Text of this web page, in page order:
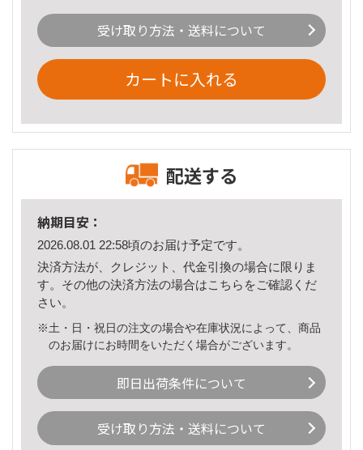
受け取り方法・送料について
カートに入れる
配送する
納期目安：
2026.08.01 22:58頃のお届け予定です。
決済方法が、クレジット、代金引換の場合に限りま
す。その他の決済方法の場合はこちら をご確認くだ
さい。
※土・日・祝日の注文の場合や在庫状況によって、商品
のお届けにお時間をいただく場合がございます。
即日出荷条件について
受け取り方法・送料について